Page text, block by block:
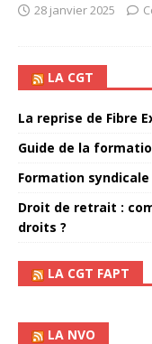
28 janvier 2025
LA CGT
La reprise de Fibre
Guide de la
Formation
Droit de retrait :
droits ?
LA CGT FAPT
LA NVO